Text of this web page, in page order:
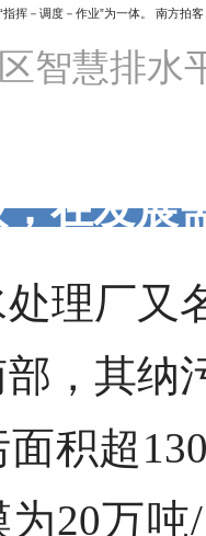
智慧排水
在发展
理厂又
，其纳
积超
20万